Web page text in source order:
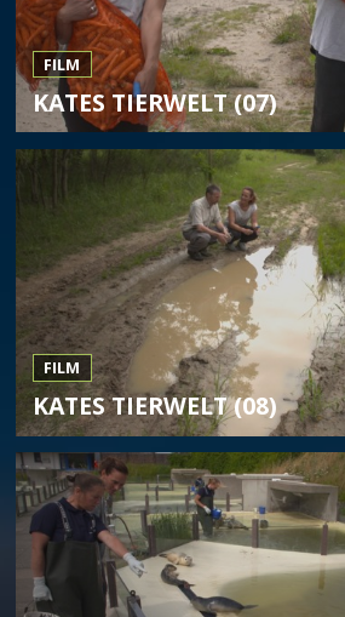
FILM
KATES TIERWELT (07)
FILM
KATES TIERWELT (08)